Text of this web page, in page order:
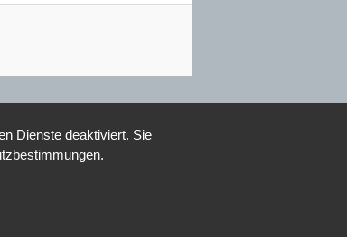
Dienste deaktiviert. Sie